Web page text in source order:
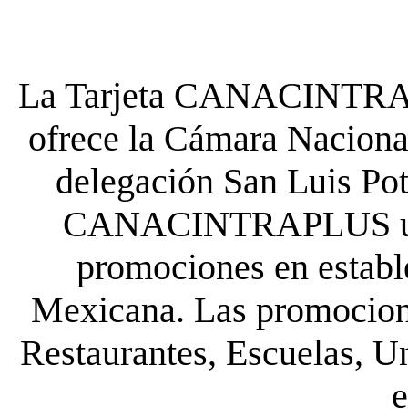
La Tarjeta
ofrece la Cámara
delegación San Luis
CANACINTRAPLUS
promociones en
Mexicana. Las
Restaurantes, Escuelas,